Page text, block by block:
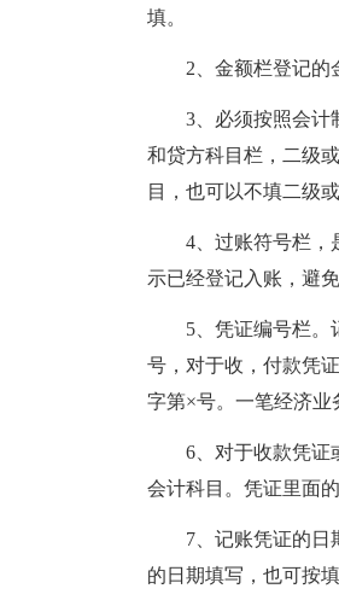
填。
2、金额栏登记的
3、必须按照会计
和贷方科目栏，二级
目，也可以不填二级
4、过账符号栏，
示已经登记入账，避
5、凭证编号栏。
号，对于收，付款凭
字第×号。一笔经济业
6、对于收款凭证
会计科目。凭证里面
7、记账凭证的日
的日期填写，也可按